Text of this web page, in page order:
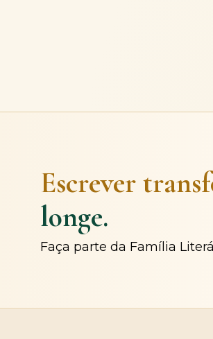
Escrever
longe.
Faça parte da Família